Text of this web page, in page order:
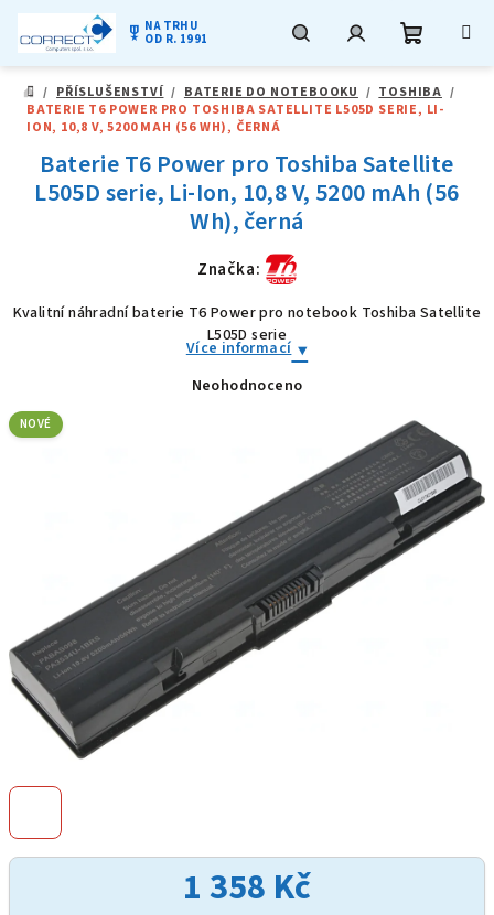
obsah
military_tech NA TRHU
OD R. 1991
DOMŮ
/ PŘÍSLUŠENSTVÍ / BATERIE DO NOTEBOOKU / TOSHIBA /
BATERIE T6 POWER PRO TOSHIBA SATELLITE L505D SERIE, LI-
ION, 10,8 V, 5200 MAH (56 WH), ČERNÁ
1 358 Kč
Baterie T6 Power pro Toshiba Satellite
L505D serie, Li-Ion, 10,8 V, 5200 mAh (56
Wh), černá
Značka:
Kvalitní náhradní baterie T6 Power pro notebook Toshiba Satellite
L505D serie
Více informací
Průměrné
hvězdiček.
Neohodnoceno
NOVÉ